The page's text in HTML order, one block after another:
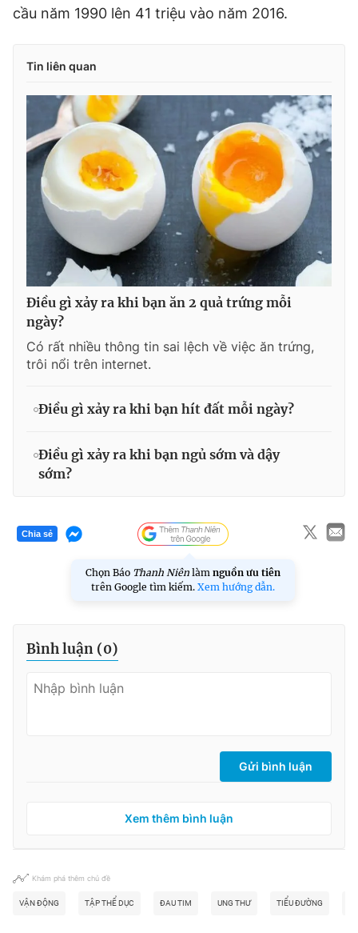
Theo dõi báo trên
0906 645 777
Đặt báo Quảng cáo Tòa soạn Chính sách bảo
Tổng biên tập: Nguyễn Ngọc Toàn
Phó tổng biên tập thường trực: Hải Thành
Phó tổng biên tập: Lâm Hiếu Dũng
Phó tổng biên tập: Trần Việt Hưng
Tổng thư ký tòa soạn: Đức Trung
Giấy phép xuất bản số 110/GP - BTTTT cấp ngày 24.3.2020
© 2003-2026 Bản quyền thuộc về Báo Thanh Niên. Cấm sao
chép dưới mọi hình thức nếu không có sự chấp thuận bằng văn
bản. Phát triển bởi ePi Technologies, JSC.
cầu năm 1990 lên 41 triệu vào năm 2016.
Tin liên quan
Điều gì xảy ra khi bạn ăn 2 quả trứng mỗi
ngày?
Có rất nhiều thông tin sai lệch về việc ăn trứng,
trôi nổi trên internet.
Điều gì xảy ra khi bạn hít đất mỗi ngày?
Điều gì xảy ra khi bạn ngủ sớm và dậy
sớm?
Chia sẻ
Chọn Báo Thanh Niên làm nguồn ưu tiên
trên Google tìm kiếm. Xem hướng dẫn.
Bình luận (0)
Gửi bình luận
Xem thêm bình luận
Khám phá thêm chủ đề
VẬN ĐỘNG TẬP THỂ DỤC ĐAU TIM UNG THƯ TIỂU ĐƯỜNG